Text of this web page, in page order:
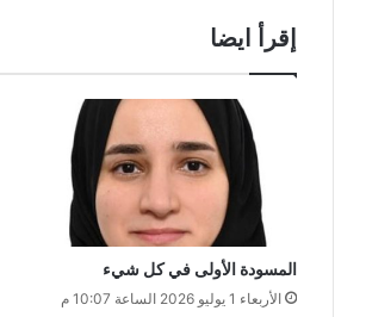
إقرأ ايضا
المسودة الأولى في كل شيء
الأربعاء 1 يوليو 2026 الساعة 10:07 م